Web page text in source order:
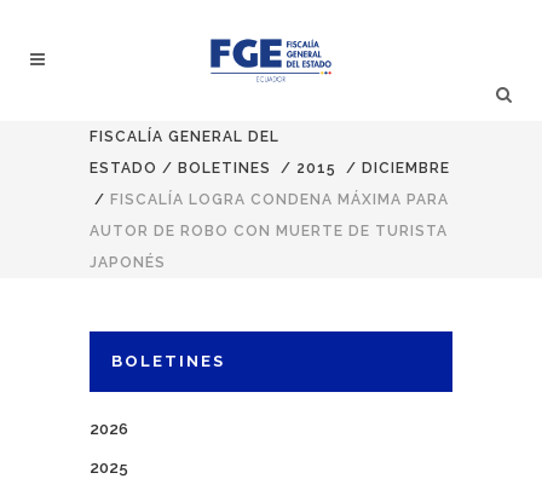
FISCALÍA GENERAL DEL
ESTADO / BOLETINES / 2015 / DICIEMBRE
/ FISCALÍA LOGRA CONDENA MÁXIMA PARA
AUTOR DE ROBO CON MUERTE DE TURISTA
JAPONÉS
BOLETINES
2026
2025